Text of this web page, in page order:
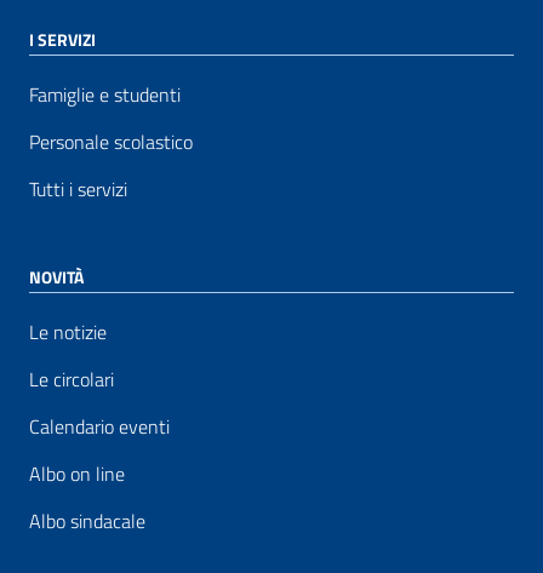
I SERVIZI
Famiglie e studenti
Personale scolastico
Tutti i servizi
NOVITÀ
Le notizie
Le circolari
Calendario eventi
Albo on line
Albo sindacale